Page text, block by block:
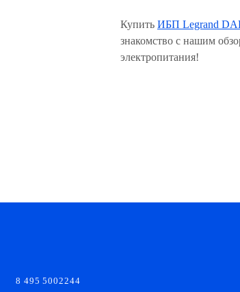
Купить ИБП Legrand
знакомство с нашим
электропитания!
8 495 5002244